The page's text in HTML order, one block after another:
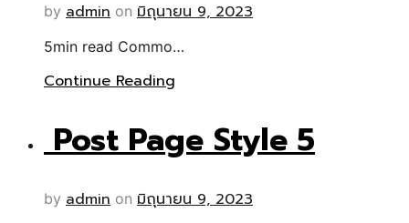
by admin on มิถุนายน 9, 2023
5min read Commo…
Continue Reading
Post Page Style 5
by admin on มิถุนายน 9, 2023